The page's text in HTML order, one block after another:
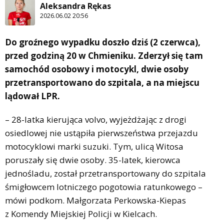
Aleksandra Rękas
2026.06.02 20:56
Do groźnego wypadku doszło dziś (2 czerwca),
przed godziną 20 w Chmieniku. Zderzył się tam
samochód osobowy i motocykl, dwie osoby
przetransportowano do szpitala, a na miejscu
lądował LPR.
– 28-latka kierująca volvo, wyjeżdżając z drogi
osiedlowej nie ustąpiła pierwszeństwa przejazdu
motocyklowi marki suzuki. Tym, ulicą Witosa
poruszały się dwie osoby. 35-latek, kierowca
jednośladu, został przetransportowany do szpitala
śmigłowcem lotniczego pogotowia ratunkowego –
mówi podkom. Małgorzata Perkowska-Kiepas
z Komendy Miejskiej Policji w Kielcach.